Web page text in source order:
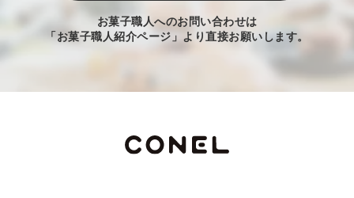
お菓子職人へのお問い合わせは
「お菓子職人紹介ページ」より直接お願いします。